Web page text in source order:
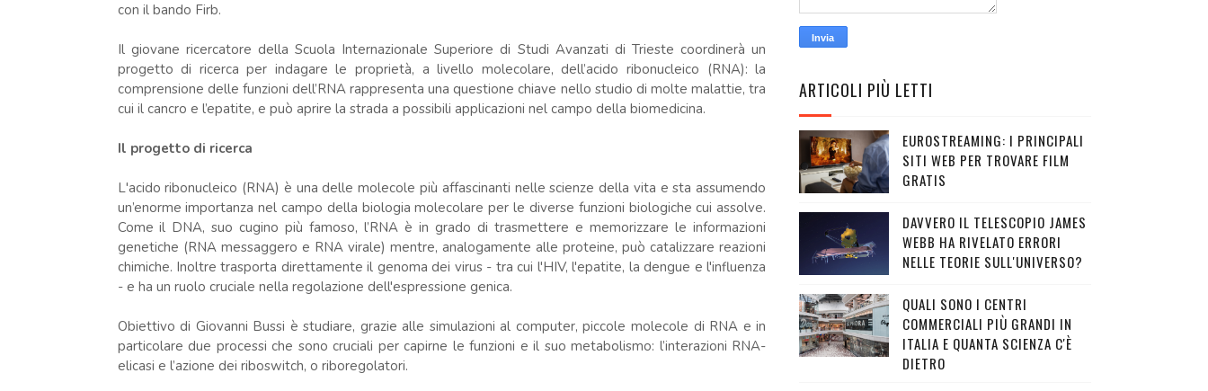
con il bando Firb.
Il giovane ricercatore della Scuola Internazionale Superiore di Studi Avanzati di Trieste coordinerà un
progetto di ricerca per indagare le proprietà, a livello molecolare, dell’acido ribonucleico (RNA): la
comprensione delle funzioni dell’RNA rappresenta una questione chiave nello studio di molte malattie, tra
cui il cancro e l’epatite, e può aprire la strada a possibili applicazioni nel campo della biomedicina.
Il progetto di ricerca
L'acido ribonucleico (RNA) è una delle molecole più affascinanti nelle scienze della vita e sta assumendo
un’enorme importanza nel campo della biologia molecolare per le diverse funzioni biologiche cui assolve.
Come il DNA, suo cugino più famoso, l’RNA è in grado di trasmettere e memorizzare le informazioni
genetiche (RNA messaggero e RNA virale) mentre, analogamente alle proteine, può catalizzare reazioni
chimiche. Inoltre trasporta direttamente il genoma dei virus - tra cui l'HIV, l'epatite, la dengue e l'influenza
- e ha un ruolo cruciale nella regolazione dell'espressione genica.
Obiettivo di Giovanni Bussi è studiare, grazie alle simulazioni al computer, piccole molecole di RNA e in
particolare due processi che sono cruciali per capirne le funzioni e il suo metabolismo: l’interazioni RNA-
elicasi e l’azione dei riboswitch, o riboregolatori.
ARTICOLI PIÙ LETTI
EUROSTREAMING: I PRINCIPALI
SITI WEB PER TROVARE FILM
GRATIS
DAVVERO IL TELESCOPIO JAMES
WEBB HA RIVELATO ERRORI
NELLE TEORIE SULL'UNIVERSO?
QUALI SONO I CENTRI
COMMERCIALI PIÙ GRANDI IN
ITALIA E QUANTA SCIENZA C'È
DIETRO